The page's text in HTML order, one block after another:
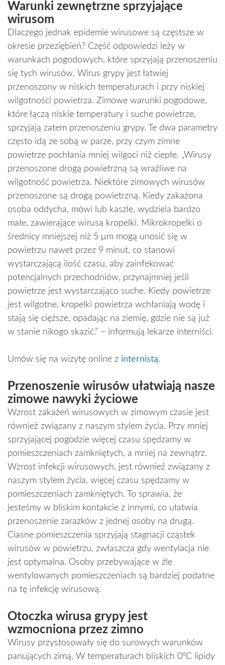
Warunki zewnętrzne sprzyjające
wirusom
Dlaczego jednak epidemie wirusowe są częstsze w
okresie przeziębień? Część odpowiedzi leży w
warunkach pogodowych, które sprzyjają przenoszeniu
się tych wirusów. Wirus grypy jest łatwiej
przenoszony w niskich temperaturach i przy niskiej
wilgotności powietrza. Zimowe warunki pogodowe,
które łączą niskie temperatury i suche powietrze,
sprzyjają zatem przenoszeniu grypy. Te dwa parametry
często idą ze sobą w parze, przy czym zimne
powietrze pochłania mniej wilgoci niż ciepłe. „Wirusy
przenoszone drogą powietrzną są wrażliwe na
wilgotność powietrza. Niektóre zimowych wirusów
przenoszone są drogą powietrzną. Kiedy zakażona
osoba oddycha, mówi lub kaszle, wydziela bardzo
małe, zawierające wirusa kropelki. Mikrokropelki o
średnicy mniejszej niż 5 μm mogą unosić się w
powietrzu nawet przez 9 minut, co stanowi
wystarczającą ilość czasu, aby zainfekować
potencjalnych przechodniów, przynajmniej jeśli
powietrze jest wystarczająco suche. Kiedy powietrze
jest wilgotne, kropelki powietrza wchłaniają wodę i
stają się cięższe, opadając na ziemię, gdzie nie są już
w stanie nikogo skazić.” – informują lekarze interniści.
Umów się na wizytę online z internistą.
Przenoszenie wirusów ułatwiają nasze
zimowe nawyki życiowe
Wzrost zakażeń wirusowych w zimowym czasie jest
również związany z naszym stylem życia. Przy mniej
sprzyjającej pogodzie więcej czasu spędzamy w
pomieszczeniach zamkniętych, a mniej na zewnątrz.
Wzrost infekcji wirusowych, jest również związany z
naszym stylem życia, więcej czasu spędzamy w
pomieszczeniach zamkniętych. To sprawia, że
jesteśmy w bliskim kontakcie z innymi, co ułatwia
przenoszenie zarazków z jednej osoby na drugą.
Ciasne pomieszczenia sprzyjają stagnacji cząstek
wirusów w powietrzu, zwłaszcza gdy wentylacja nie
jest optymalna. Osoby przebywające w źle
wentylowanych pomieszczeniach są bardziej podatne
na tę infekcję wirusową.
Otoczka wirusa grypy jest
wzmocniona przez zimno
Wirusy przystosowały się do surowych warunków
panujących zimą. W temperaturach bliskich 0°C lipidy